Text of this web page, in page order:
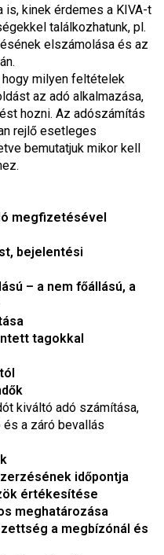
is, kinek érdemes a KIVA-t
találkozhatunk, pl.
elszámolása és az
milyen feltételek
az adó alkalmazása,
hozni. Az adószámítás
rejlő esetleges
bemutatjuk mikor kell
megfizetésével
bejelentési
– a nem főállású, a
tagokkal
kiváltó adó számítása,
a záró bevallás
időpontja
értékesítése
meghatározása
a megbízónál és